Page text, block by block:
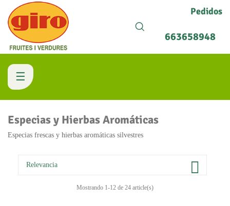
Pedidos
663658948
Navegación
de
palanca
☰
Especias y Hierbas Aromáticas
Especias frescas y hierbas aromáticas silvestres
Relevancia 
Mostrando 1-12 de 24 article(s)